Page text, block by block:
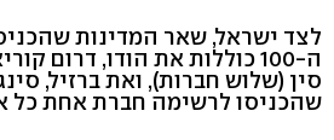
לצד ישראל, שאר המדינות
ה-100 כוללות את הודו, דרום
סין (שלוש חברות), ואת ברזיל,
שהכניסו לרשימה חברת אחת כל